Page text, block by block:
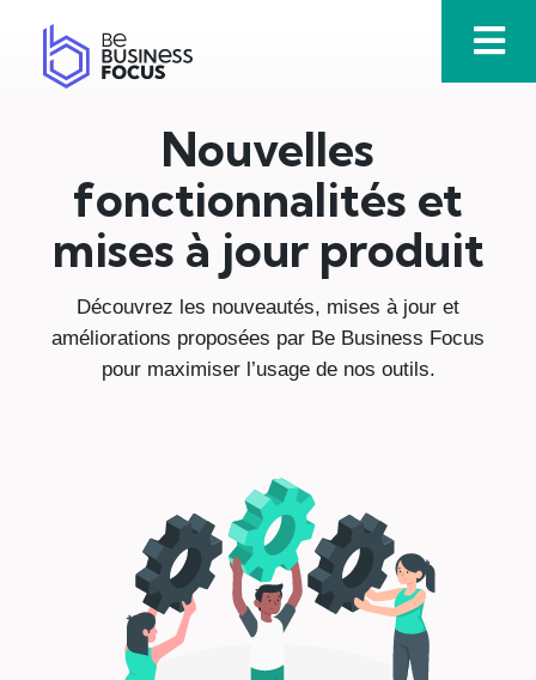
contenu
Nouvelles
fonctionnalités et
mises à jour produit
Découvrez les nouveautés, mises à jour et
améliorations proposées par Be Business Focus
pour maximiser l’usage de nos outils.